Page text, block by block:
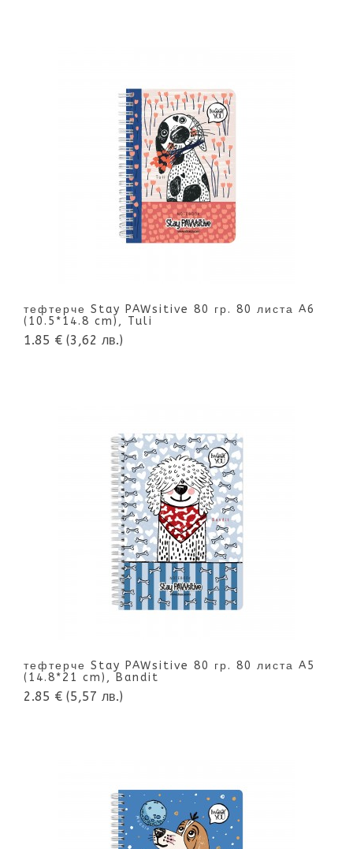
тефтерче Stay PAWsitive 80 гр. 80 листа A6
(10.5*14.8 cm), Tuli
1.85 € (3,62 лв.)
тефтерче Stay PAWsitive 80 гр. 80 листа A5
(14.8*21 cm), Bandit
2.85 € (5,57 лв.)